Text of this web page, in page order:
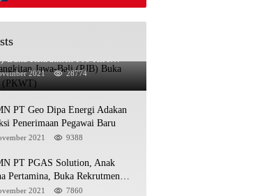
Minoritas
PT Pembangkitan Jawa-Bali
Buka Rekrutmen Pro Hire
2021 28774
PT Geo Dipa Energi Adakan
Penerimaan Pegawai Baru
2021 9388
PT PGAS Solution, Anak
Pertamina, Buka Rekrutmen
Baru2021 7860